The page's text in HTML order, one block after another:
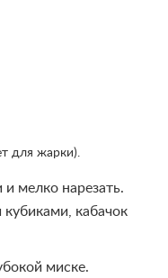
для жарки).
и мелко нарезать.
кабачок
миске.